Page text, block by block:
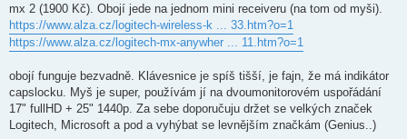
p
ě
v
e
k
mx 2 (1900 Kč). Obojí jede na jednom mini receiveru (na tom od myši).
https://www.alza.cz/logitech-wireless-k ... 33.htm?o=1
https://www.alza.cz/logitech-mx-anywher ... 11.htm?o=1
obojí funguje bezvadně. Klávesnice je spíš tišší, je fajn, že má indikátor
capslocku. Myš je super, používám jí na dvoumonitorovém uspořádání
17" fullHD + 25" 1440p. Za sebe doporučuju držet se velkých značek
Logitech, Microsoft a pod a vyhýbat se levnějším značkám (Genius..)